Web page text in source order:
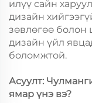
илүү сайн
дизайн
зөвлөгөө болон
дизайн үйл
боломжтой.
Асуулт:
ямар үнэ вэ?